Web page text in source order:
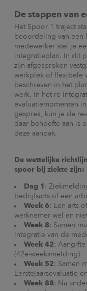
De stappen van
Het Spoor 1 traject
beoordeling van een
medewerker stel je
integratieplan. In dit
zijn afgesproken
werkplek of flexibele
beschreven in het
werk. In het re-
evaluatiemomenten
gesprek, kun je de
daar behoefte aan is
deze aanpak.
De wettelijke
spoor bij ziekte zijn:
Dag 1 :
bedrijfsarts of een
Week 6: Een arts
werknemer wel en
Week 8: Samen
integratie van de
Week 42:
(42e-weeksmelding)
Week 52: Samen
Eerstejaarsevaluatie
Week 88: Na